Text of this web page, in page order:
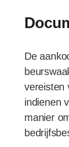
De
vereisten
indienen
manier